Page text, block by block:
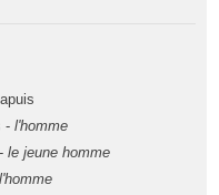
- l'homme
le jeune homme
l'homme